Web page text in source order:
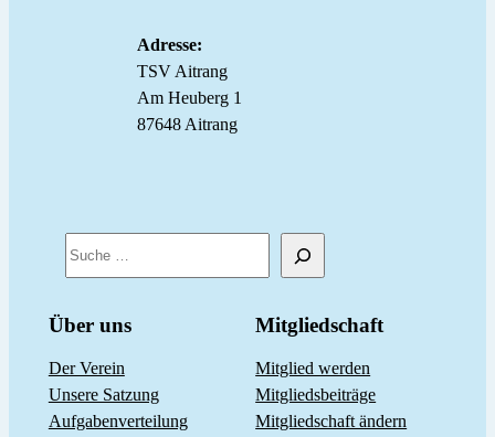
Adresse:
TSV Aitrang
Am Heuberg 1
87648 Aitrang
S
u
e
n
Über uns
Der Verein
Unsere Satzung
Aufgabenverteilung
Mitgliedschaft
Mitglied werden
Mitgliedsbeiträge
Mitgliedschaft ändern